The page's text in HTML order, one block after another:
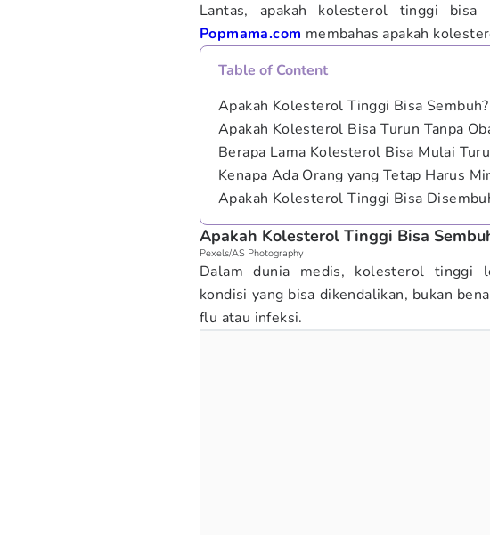
Lantas, apakah kolesterol tinggi bisa
Popmama.com membahas apakah
Table of Content
Apakah Kolesterol Tinggi Bisa Sembuh?
Apakah Kolesterol Bisa Turun Tanpa
Berapa Lama Kolesterol Bisa Mulai
Kenapa Ada Orang yang Tetap Harus
Apakah Kolesterol Tinggi Bisa
Apakah Kolesterol Tinggi Bisa
Pexels/AS Photography
Dalam dunia medis, kolesterol tinggi
kondisi yang bisa dikendalikan, bukan
flu atau infeksi.